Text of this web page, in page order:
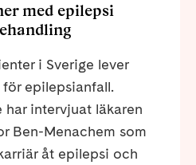
med epilepsi
i Sverige lever
epilepsianfall.
har intervjuat läkaren
Ben-Menachem som
åt epilepsi och